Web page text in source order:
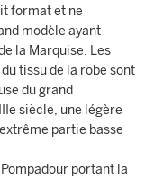
format et ne
modèle ayant
la Marquise. Les
tissu de la robe sont
du grand
siècle, une légère
partie basse
portant la